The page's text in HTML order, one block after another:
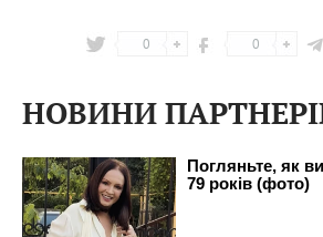
0 0
НОВИНИ